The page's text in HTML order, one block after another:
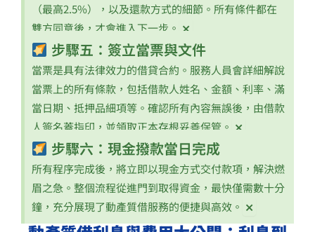
（最高2.5%），以及還款方式的細節。所有條件都在
雙方同意後，才會進入下一步。 ×
步驟五：簽立當票與文件
當票是具有法律效力的借貸合約。服務人員會詳細解說
當票上的所有條款，包括借款人姓名、金額、利率、滿
當日期、抵押品細項等。確認所有內容無誤後，由借款
人簽名蓋指印，並領取正本存根妥善保管。 ×
步驟六：現金撥款當日完成
所有程序完成後，將立即以現金方式交付款項，解決燃
眉之急。整個流程從進門到取得資金，最快僅需數十分
鐘，充分展現了動產質借服務的便捷與高效。 ×